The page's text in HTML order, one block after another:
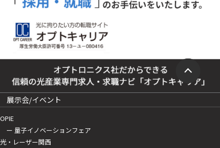
展示会/イベント
OPIE
ー 量子イノベーションフェア
光・レーザー関西